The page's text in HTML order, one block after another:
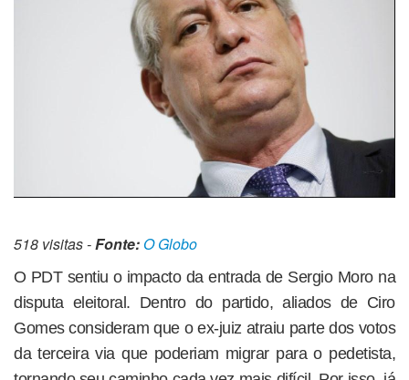
518 visitas -Fonte:O Globo
O PDT sentiu o impacto da entrada de Sergio Moro na
disputa eleitoral. Dentro do partido, aliados de Ciro
Gomes consideram que o ex-juiz atraiu parte dos votos
da terceira via que poderiam migrar para o pedetista,